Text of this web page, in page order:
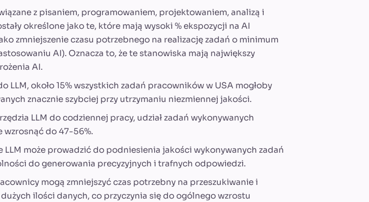
z pisaniem, programowaniem, projektowaniem, analizą i
określone jako te, które mają wysoki % ekspozycji na AI
zmniejszenie czasu potrzebnego na realizację zadań o minimum
AI). Oznacza to, że te stanowiska mają największy
AI.
LLM, około 15% wszystkich zadań pracowników w USA mogłoby
znacznie szybciej przy utrzymaniu niezmiennej jakości.
LLM do codziennej pracy, udział zadań wykonywanych
wzrosnąć do 47-56%.
LLM może prowadzić do podniesienia jakości wykonywanych zadań
do generowania precyzyjnych i trafnych odpowiedzi.
mogą zmniejszyć czas potrzebny na przeszukiwanie i
ilości danych, co przyczynia się do ogólnego wzrostu